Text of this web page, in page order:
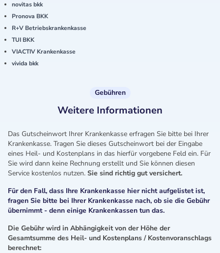
novitas bkk
Pronova BKK
R+V Betriebskrankenkasse
TUI BKK
VIACTIV Krankenkasse
vivida bkk
Gebühren
Weitere Informationen
Das Gutscheinwort Ihrer Krankenkasse erfragen Sie bitte bei Ihrer
Krankenkasse. Tragen Sie dieses Gutscheinwort bei der Eingabe
eines Heil- und Kostenplans in das hierfür vorgebene Feld ein. Für
Sie wird dann keine Rechnung erstellt und Sie können diesen
Service kostenlos nutzen. Sie sind richtig gut versichert.
Für den Fall, dass Ihre Krankenkasse hier nicht aufgelistet ist,
fragen Sie bitte bei Ihrer Krankenkasse nach, ob sie die Gebühr
übernimmt - denn einige Krankenkassen tun das.
Die Gebühr wird in Abhängigkeit von der Höhe der
Gesamtsumme des Heil- und Kostenplans / Kostenvoranschlags
berechnet: